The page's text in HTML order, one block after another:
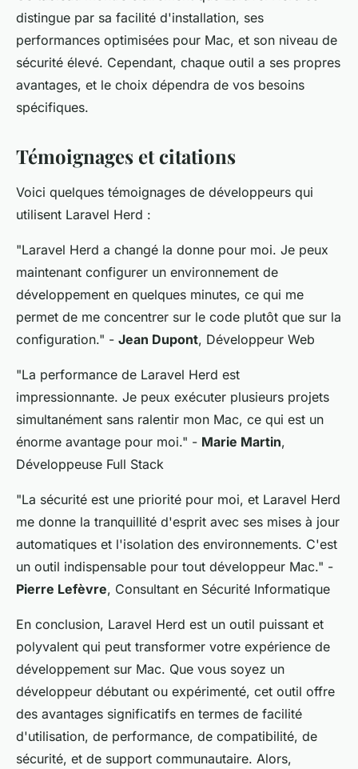
distingue par sa facilité d'installation, ses
performances optimisées pour Mac, et son niveau de
sécurité élevé. Cependant, chaque outil a ses propres
avantages, et le choix dépendra de vos besoins
spécifiques.
Témoignages et citations
Voici quelques témoignages de développeurs qui
utilisent Laravel Herd :
"Laravel Herd a changé la donne pour moi. Je peux
maintenant configurer un environnement de
développement en quelques minutes, ce qui me
permet de me concentrer sur le code plutôt que sur la
configuration." - Jean Dupont, Développeur Web
"La performance de Laravel Herd est
impressionnante. Je peux exécuter plusieurs projets
simultanément sans ralentir mon Mac, ce qui est un
énorme avantage pour moi." - Marie Martin,
Développeuse Full Stack
"La sécurité est une priorité pour moi, et Laravel Herd
me donne la tranquillité d'esprit avec ses mises à jour
automatiques et l'isolation des environnements. C'est
un outil indispensable pour tout développeur Mac." -
Pierre Lefèvre, Consultant en Sécurité Informatique
En conclusion, Laravel Herd est un outil puissant et
polyvalent qui peut transformer votre expérience de
développement sur Mac. Que vous soyez un
développeur débutant ou expérimenté, cet outil offre
des avantages significatifs en termes de facilité
d'utilisation, de performance, de compatibilité, de
sécurité, et de support communautaire. Alors,